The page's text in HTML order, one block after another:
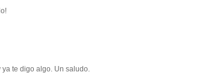
ya te digo algo. Un saludo.